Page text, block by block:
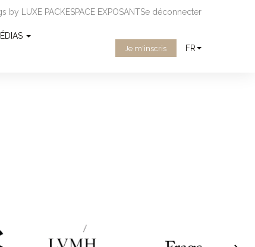
by LUXE PACKESPACE EXPOSANTSe déconnecter
Je m'inscris FR